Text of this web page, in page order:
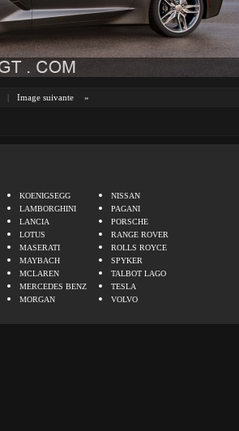
| Image suivante »
KOENIGSEGG
LAMBORGHINI
LANCIA
LOTUS
MASERATI
MAYBACH
MCLAREN
MERCEDES BENZ
MORGAN
NISSAN
PAGANI
PORSCHE
RANGE ROVER
ROLLS ROYCE
SPYKER
TALBOT LAGO
TESLA
VOLVO